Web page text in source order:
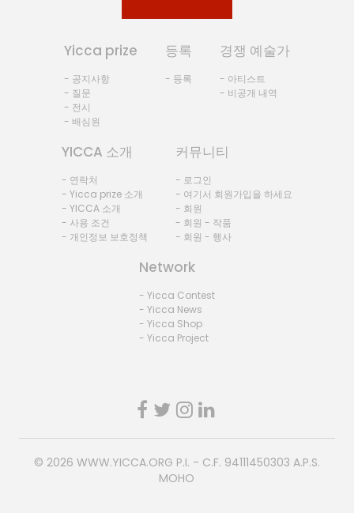
Yicca prize
- 공지사항
- 질문
- 전시
- 배심원
등록
- 등록
경쟁 예술가
- 아티스트
- 비공개 내역
YICCA 소개
- 연락처
- Yicca prize 소개
- YICCA 소개
- 사용 조건
- 개인정보 보호정책
커뮤니티
- 로그인
- 여기서 회원가입을 하세요
- 회원
- 회원 - 작품
- 회원 - 행사
Network
- Yicca Contest
- Yicca News
- Yicca Shop
- Yicca Project
© 2026 WWW.YICCA.ORG P.I. - C.F. 94111450303 A.P.S.
MOHO